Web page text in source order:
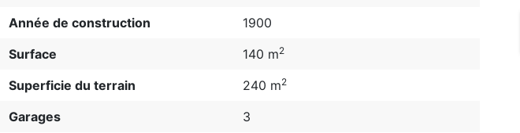
Année de construction
1900
Surface
140 m2
Superficie du terrain 240 m2
Garages
3